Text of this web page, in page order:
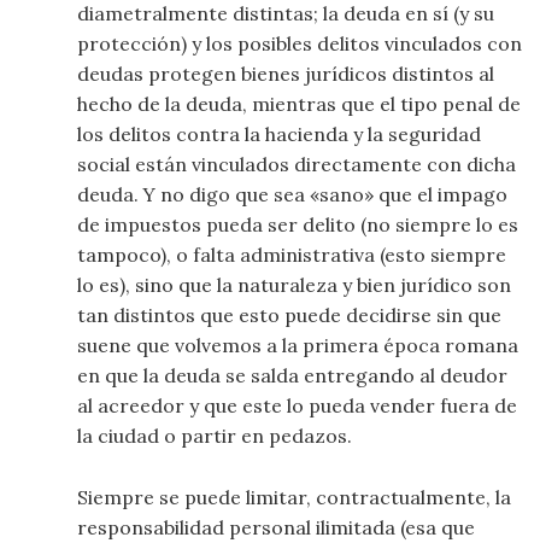
diametralmente distintas; la deuda en sí (y su
protección) y los posibles delitos vinculados con
deudas protegen bienes jurídicos distintos al
hecho de la deuda, mientras que el tipo penal de
los delitos contra la hacienda y la seguridad
social están vinculados directamente con dicha
deuda. Y no digo que sea «sano» que el impago
de impuestos pueda ser delito (no siempre lo es
tampoco), o falta administrativa (esto siempre
lo es), sino que la naturaleza y bien jurídico son
tan distintos que esto puede decidirse sin que
suene que volvemos a la primera época romana
en que la deuda se salda entregando al deudor
al acreedor y que este lo pueda vender fuera de
la ciudad o partir en pedazos.
Siempre se puede limitar, contractualmente, la
responsabilidad personal ilimitada (esa que